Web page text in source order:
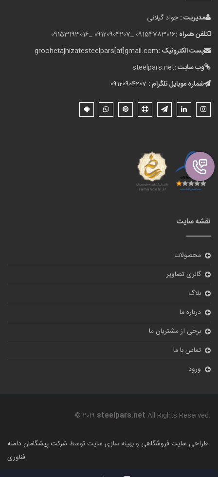
مدیریت :جواد گیلانی
تلفن همراه :09154783016 _
09120904207 _
09153193016
پست الکترونیک :groohetajhizatesteelpars[at]gmail.com
وب سایت :steelpars.net
شماره موبایل تلگرام :
نقشه سایت
محصولات
گالری تصاویر
بلاگ
درباره ما
برخی از مشتریان ما
تماس با ما
ورود
© 2019 steelpars.net All Rights Reserved.
طراحی سایت فروشگاهی و بهینه سازی سایت توسط شرکت پیشگامان دامنه
فناوری